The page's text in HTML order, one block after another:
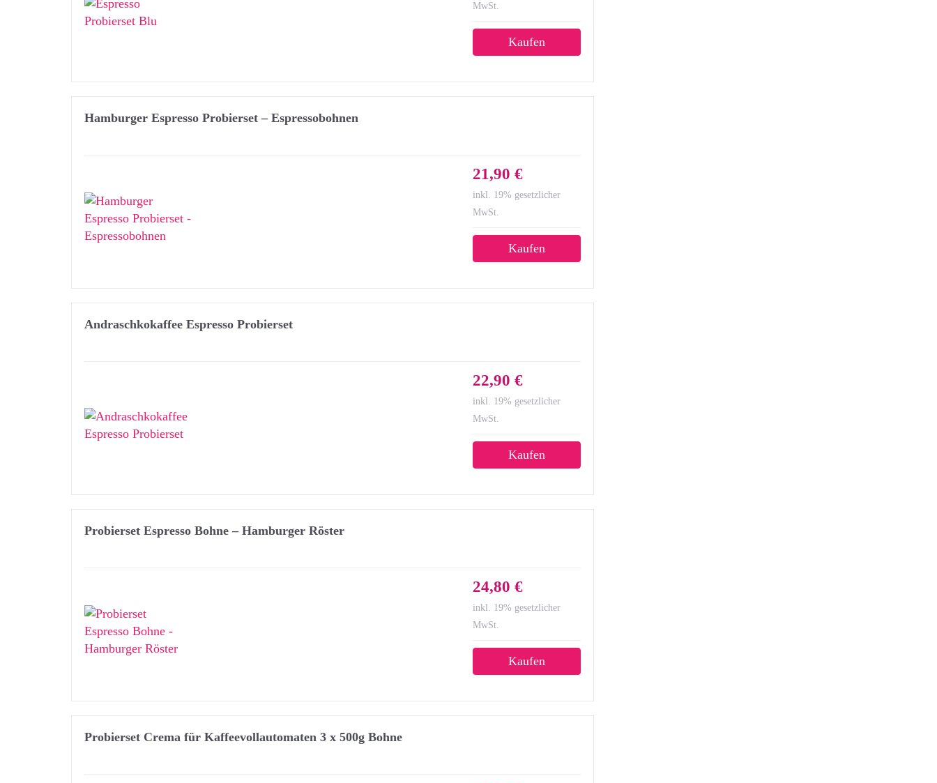
MwSt.
Kaufen
Hamburger Espresso Probierset – Espressobohnen
21,90 €
inkl. 19% gesetzlicher
MwSt.
Kaufen
Andraschkokaffee Espresso Probierset
22,90 €
inkl. 19% gesetzlicher
MwSt.
Kaufen
Probierset Espresso Bohne – Hamburger Röster
24,80 €
inkl. 19% gesetzlicher
MwSt.
Kaufen
Probierset Crema für Kaffeevollautomaten 3 x 500g Bohne